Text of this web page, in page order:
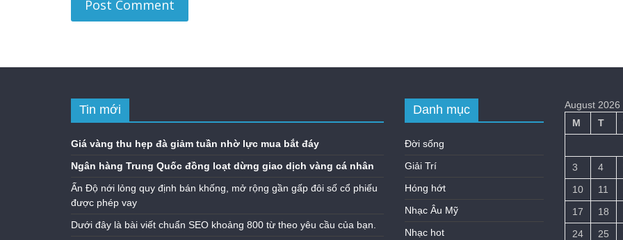
Tin mới
Giá vàng thu hẹp đà giảm tuần nhờ lực mua bắt đáy
Ngân hàng Trung Quốc đồng loạt dừng giao dịch vàng cá nhân
Ấn Độ nới lỏng quy định bán khống, mở rộng gần gấp đôi số cổ phiếu
được phép vay
Dưới đây là bài viết chuẩn SEO khoảng 800 từ theo yêu cầu của bạn.
Danh mục
Đời sống
Giải Trí
Hóng hớt
Nhạc Âu Mỹ
Nhạc hot
August 2026
M
T
3
4
10
11
17
18
24
25